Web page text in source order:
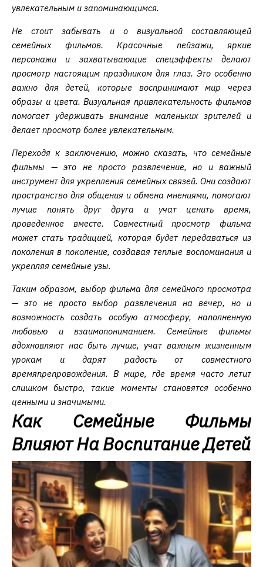
увлекательным и запоминающимся.
Не стоит забывать и о визуальной составляющей
семейных фильмов. Красочные пейзажи, яркие
персонажи и захватывающие спецэффекты делают
просмотр настоящим праздником для глаз. Это особенно
важно для детей, которые воспринимают мир через
образы и цвета. Визуальная привлекательность фильмов
помогает удерживать внимание маленьких зрителей и
делает просмотр более увлекательным.
Переходя к заключению, можно сказать, что семейные
фильмы — это не просто развлечение, но и важный
инструмент для укрепления семейных связей. Они создают
пространство для общения и обмена мнениями, помогают
лучше понять друг друга и учат ценить время,
проведенное вместе. Совместный просмотр фильма
может стать традицией, которая будет передаваться из
поколения в поколение, создавая теплые воспоминания и
укрепляя семейные узы.
Таким образом, выбор фильма для семейного просмотра
— это не просто выбор развлечения на вечер, но и
возможность создать особую атмосферу, наполненную
любовью и взаимопониманием. Семейные фильмы
вдохновляют нас быть лучше, учат важным жизненным
урокам и дарят радость от совместного
времяпрепровождения. В мире, где время часто летит
слишком быстро, такие моменты становятся особенно
ценными и значимыми.
Как Семейные Фильмы
Влияют На Воспитание Детей